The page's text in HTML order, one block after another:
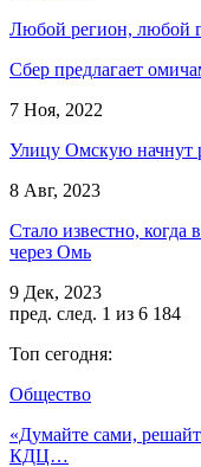
Любой регион, любой
Сбер предлагает
7 Ноя, 2022
Улицу Омскую начнут
8 Авг, 2023
Стало известно,
через Омь
9 Дек, 2023
пред. след. 1 из 6 184
Топ сегодня:
Общество
«Думайте сами,
КДЦ…